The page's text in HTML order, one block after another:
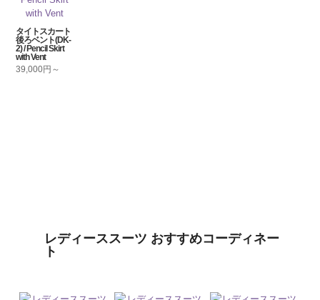
タイトスカート
後ろベント(DK-
2) / Pencil Skirt
with Vent
39,000円～
レディーススーツ おすすめコーディネー
ト